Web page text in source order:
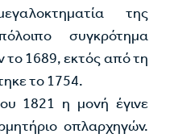
της
συγκρότημα
το 1689, εκτός από τη
το 1754.
1821 η μονή έγινε
οπλαρχηγών.